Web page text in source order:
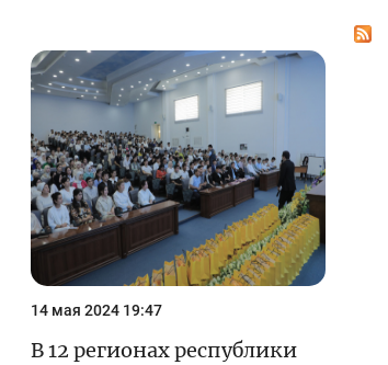
Кейс-чемпионат
Тренинги и семинары
Новости finlit.uz
Проекты в СМИ
Учебные материалы
услуги
14 мая 2024 19:47
В 12 регионах республики